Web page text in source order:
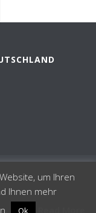
um Ihren
Ihnen mehr
Ok